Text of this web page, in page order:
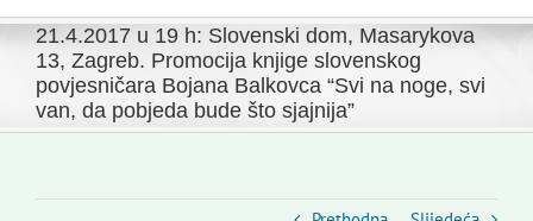
Početna
Novosti
Slovenski dom Zagreb
21.4.2017 u 19 h: Slovenski dom, Masarykova
13, Zagreb. Promocija knjige slovenskog
povjesničara Bojana Balkovca “Svi na noge, svi
van, da pobjeda bude što sjajnija”